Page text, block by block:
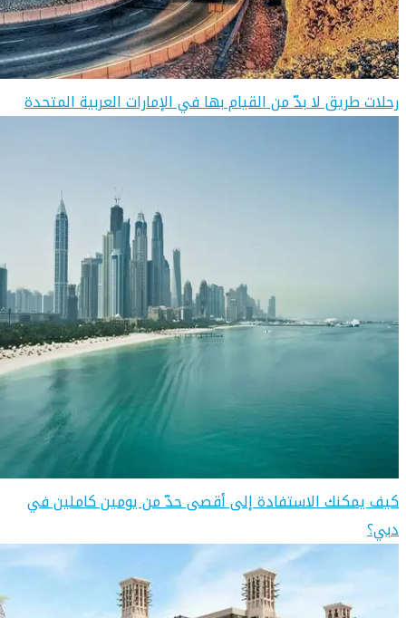
رحلات طريق لا بدّ من القيام بها في الإمارات العربية المتحدة
كيف يمكنك الاستفادة إلى أقصى حدّ من يومين كاملين في
دبي؟